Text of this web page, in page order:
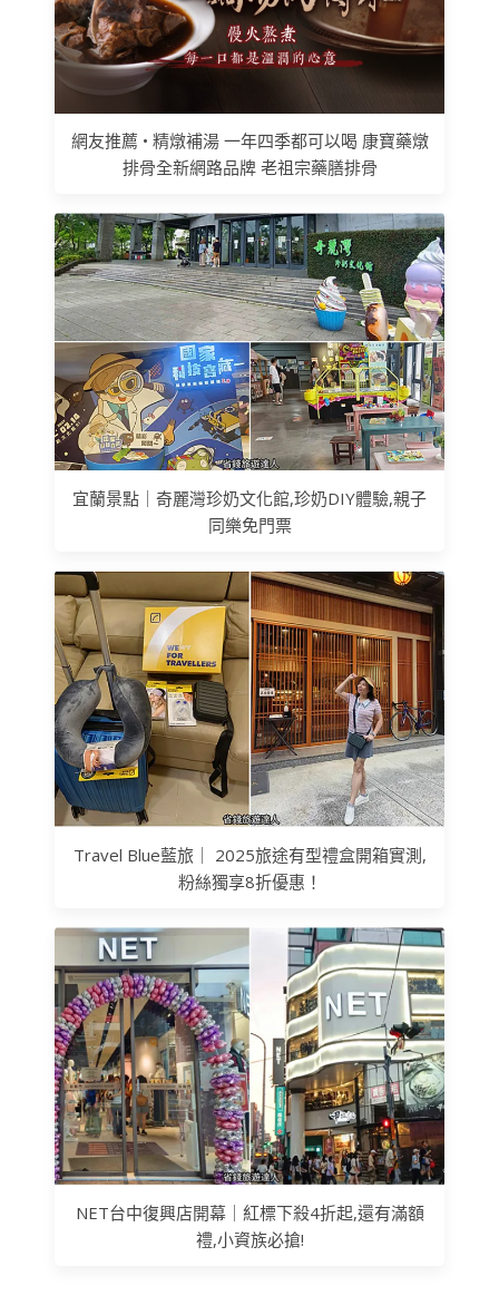
網友推薦 • 精燉補湯 一年四季都可以喝 康寶藥燉
排骨全新網路品牌 老祖宗藥膳排骨
宜蘭景點｜奇麗灣珍奶文化館,珍奶DIY體驗,親子
同樂免門票
Travel Blue藍旅｜ 2025旅途有型禮盒開箱實測,
粉絲獨享8折優惠！
NET台中復興店開幕｜紅標下殺4折起,還有滿額
禮,小資族必搶!